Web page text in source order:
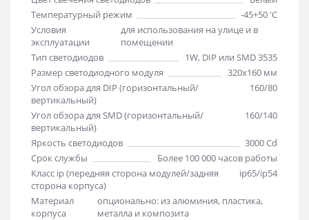
Температурный режим
-45+50 'C
Условия
эксплуатации
для использования на улице и в
помещении
Тип светодиодов
1W, DIP или SMD 3535
Размер светодиодного модуля
320х160 мм
Угол обзора для DIP (горизонтальный/
вертикальный)
160/80
Угол обзора для SMD (горизонтальный/
вертикальный)
160/140
Яркость светодиодов
3000 Cd
Срок службы
Более 100 000 часов работы
Класс ip (передняя сторона модулей/задняя
сторона корпуса)
ip65/ip54
Материал
корпуса
опционально: из алюминия, пластика,
металла и композита